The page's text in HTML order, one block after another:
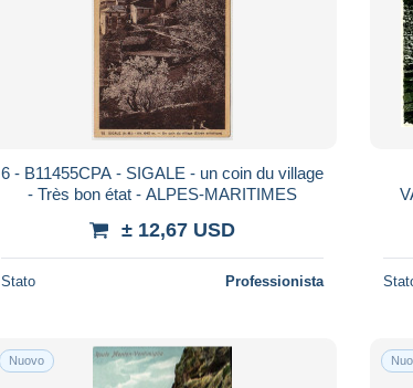
6 - B11455CPA - SIGALE - un coin du village
- Très bon état - ALPES-MARITIMES
± 12,67 USD
Stato Professionista
Nuovo